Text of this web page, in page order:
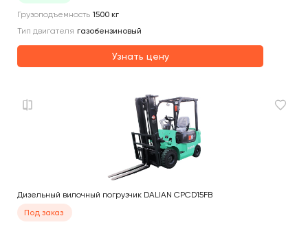
Грузоподъемность 1500 кг
Тип двигателя газобензиновый
Узнать цену
Дизельный вилочный погрузчик DALIAN CPCD15FB
Под заказ